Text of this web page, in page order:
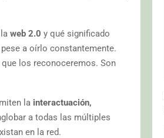
web 2.0 y qué significado
a oírlo constantemente.
los reconoceremos. Son
la interactuación,
a todas las múltiples
en la red.